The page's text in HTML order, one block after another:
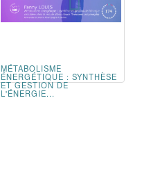
MÉTABOLISME
ÉNERGÉTIQUE : SYNTHÈSE
ET GESTION DE
L'ÉNERGIE...